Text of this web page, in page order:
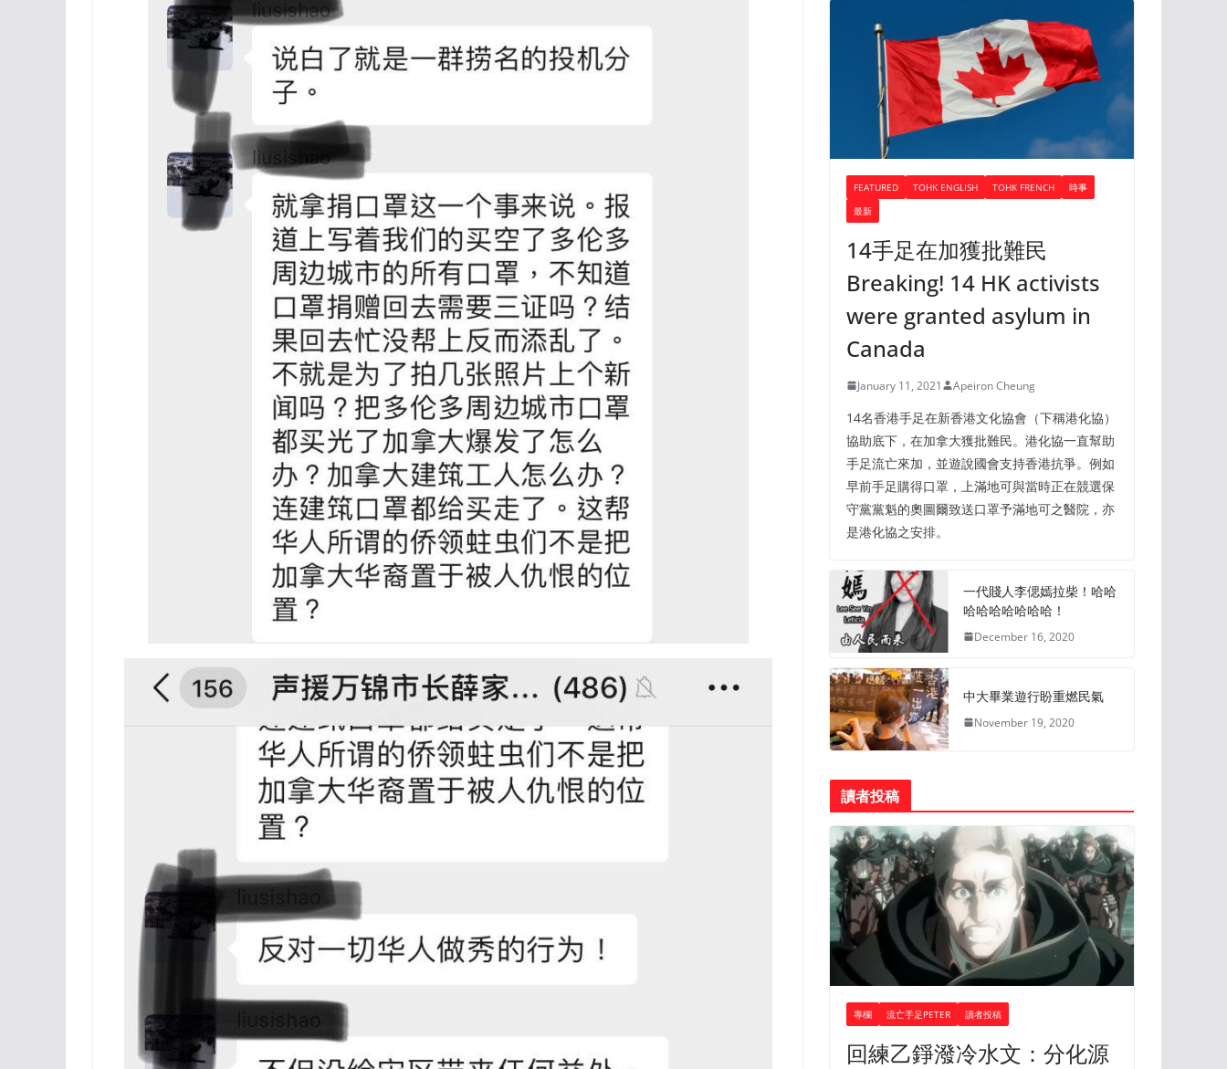
FEATURED TOHK ENGLISH TOHK FRENCH
時事
最新
14手足在加獲批難民
Breaking! 14 HK activists
were granted asylum in
Canada
January 11, 2021 Apeiron Cheung
14名香港手足在新香港文化協會（下稱港化協）
協助底下，在加拿大獲批難民。港化協一直幫助
手足流亡來加，並遊說國會支持香港抗爭。例如
早前手足購得口罩，上滿地可與當時正在競選保
守黨黨魁的奧圖爾致送口罩予滿地可之醫院，亦
是港化協之安排。
一代賤人李偲嫣拉柴！哈哈
哈哈哈哈哈哈哈！
December 16, 2020
中大畢業遊行盼重燃民氣
November 19, 2020
讀者投稿
專欄 流亡手足PETER 讀者投稿
回練乙錚潑冷水文：分化源